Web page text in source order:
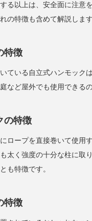
る以上は、安全面に注意
の特徴も含めて解説します
特徴
ている自立式ハンモック
など屋外でも使用できる
の特徴
ロープを直接巻いて使用
太く強度の十分な柱に取
も特徴です。
特徴